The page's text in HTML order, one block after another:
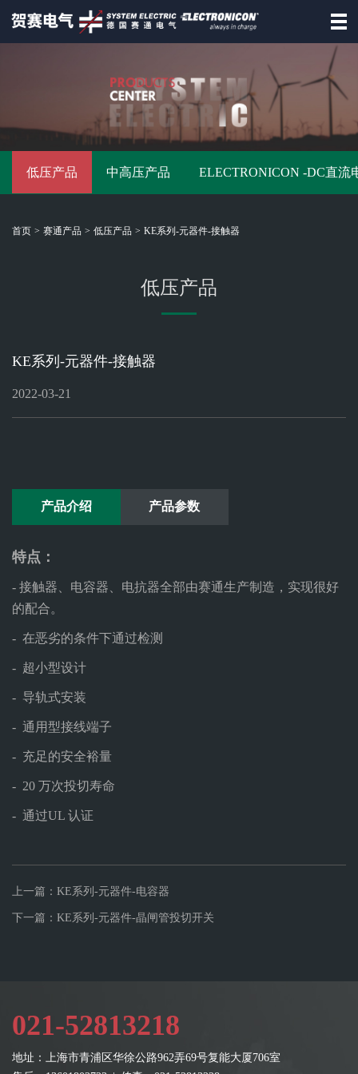
赛通产品
资讯动态
ELECTRONICON
低压产品 中高压产品 ELECTRONICON -DC直流
首页 > 赛通产品 > 低压产品 > KE系列-元器件-接触器
低压产品
KE系列-元器件-接触器
2022-03-21
产品介绍 产品参数
特点：
- 接触器、电容器、电抗器全部由赛通生产制造，实现很好
的配合。
- 在恶劣的条件下通过检测
- 超小型设计
- 导轨式安装
- 通用型接线端子
- 充足的安全裕量
- 20 万次投切寿命
- 通过UL 认证
上一篇：KE系列-元器件-电容器
下一篇：KE系列-元器件-晶闸管投切开关
021-52813218
地址：上海市青浦区华徐公路962弄69号复能大厦706室